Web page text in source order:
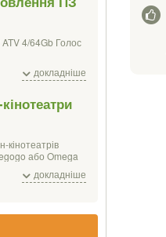
- ми
4/64Gb Голос
YouTube;
презентаціями та
додаток для
докладніше
або Omega
докладніше